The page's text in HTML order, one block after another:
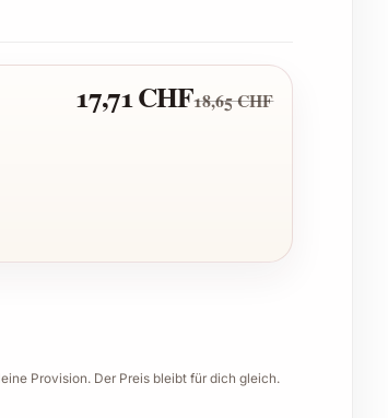
17,71 CHF18,65 CHF
Provision. Der Preis bleibt für dich gleich.